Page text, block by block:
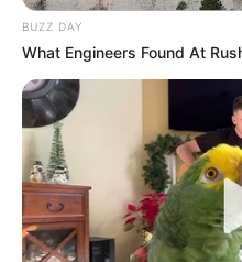
BUZZ DAY
What Engineers Found At